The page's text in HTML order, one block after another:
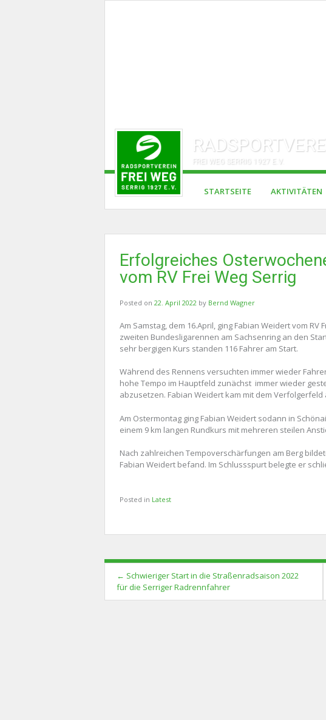
FREI WEG SERRIG 1927 E.V.
STARTSEITE AKTIVITÄTEN
Erfolgreiches
vom RV Frei Weg Serrig
Posted on 22. April 2022 by Bernd Wagner
Am Samstag, dem 16.April, ging Fabian Weidert vom
zweiten Bundesligarennen am Sachsenring an den
sehr bergigen Kurs standen 116 Fahrer am Start.
Während des Rennens versuchten immer wieder
hohe Tempo im Hauptfeld zunächst immer wieder
abzusetzen. Fabian Weidert kam mit dem Verfolgerfeld
Am Ostermontag ging Fabian Weidert sodann in
einem 9 km langen Rundkurs mit mehreren steilen
Nach zahlreichen Tempoverschärfungen am Berg
Fabian Weidert befand. Im Schlussspurt belegte er
Posted in Latest
Post
navigation
← Schwieriger Start in die Straßenradsaison 2022
für die Serriger Radrennfahrer